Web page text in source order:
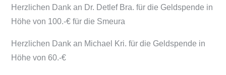
Herzlichen Dank an Dr. Detlef Bra. für die Geldspende in
Höhe von 100.-€ für die Smeura
Herzlichen Dank an Michael Kri. für die Geldspende in
Höhe von 60.-€